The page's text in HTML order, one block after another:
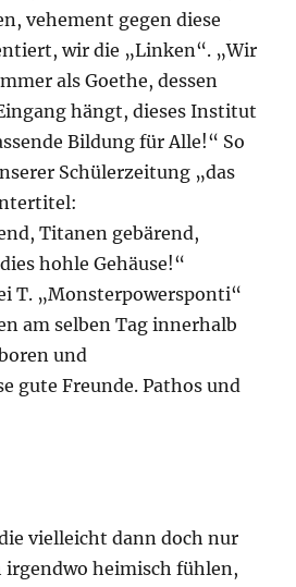
vehement gegen diese
wir die „Linken“. „Wir
als Goethe, dessen
hängt, dieses Institut
Bildung für Alle!“ So
Schülerzeitung „das
Titanen gebärend,
hohle Gehäuse!“
T. „Monsterpowersponti“
am selben Tag innerhalb
und
gute Freunde. Pathos und
vielleicht dann doch nur
irgendwo heimisch fühlen,